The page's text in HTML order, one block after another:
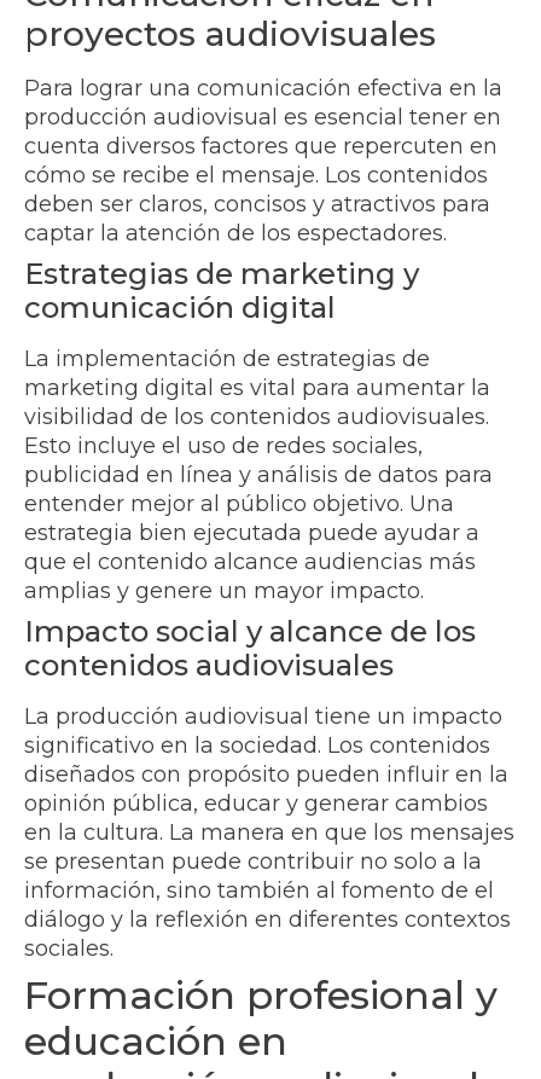
proyectos audiovisuales
Para lograr una comunicación efectiva en la
producción audiovisual es esencial tener en
cuenta diversos factores que repercuten en
cómo se recibe el mensaje. Los contenidos
deben ser claros, concisos y atractivos para
captar la atención de los espectadores.
Estrategias de marketing y
comunicación digital
La implementación de estrategias de
marketing digital es vital para aumentar la
visibilidad de los contenidos audiovisuales.
Esto incluye el uso de redes sociales,
publicidad en línea y análisis de datos para
entender mejor al público objetivo. Una
estrategia bien ejecutada puede ayudar a
que el contenido alcance audiencias más
amplias y genere un mayor impacto.
Impacto social y alcance de los
contenidos audiovisuales
La producción audiovisual tiene un impacto
significativo en la sociedad. Los contenidos
diseñados con propósito pueden influir en la
opinión pública, educar y generar cambios
en la cultura. La manera en que los mensajes
se presentan puede contribuir no solo a la
información, sino también al fomento de el
diálogo y la reflexión en diferentes contextos
sociales.
Formación profesional y
educación en